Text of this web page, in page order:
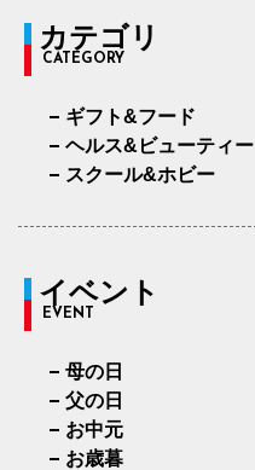
カテゴリ
CATEGORY
ギフト&フード
ヘルス&ビューティー
スクール&ホビー
イベント
EVENT
母の日
父の日
お中元
お歳暮